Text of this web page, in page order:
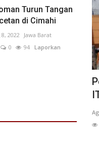
Turun Tangan
di Cimahi
2022
Jawa Barat
0 94Laporkan